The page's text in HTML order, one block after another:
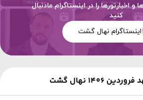
اخبارتورها را در اینستاگرام مادنبال
کنید
اینستاگرام نهال گشت
1406 نهال گشت